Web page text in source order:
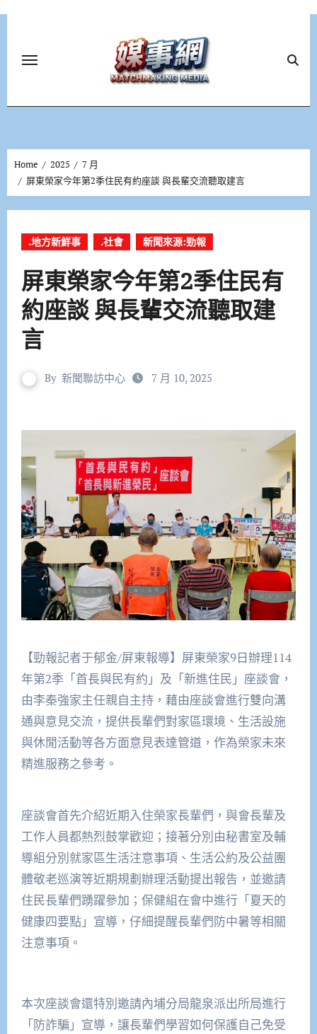
Home 2025
7 月
屏東榮家今年第2季住民有約座談 與長輩交流聽取建言
.地方新鮮事 .社會 新聞來源:勁報
屏東榮家今年第2季住民有
約座談 與長輩交流聽取建
言
By 新聞聯訪中心 7 月 10, 2025
【勁報記者于郁金/屏東報導】屏東榮家9日辦理114
年第2季「首長與民有約」及「新進住民」座談會，
由李秦強家主任親自主持，藉由座談會進行雙向溝
通與意見交流，提供長輩們對家區環境、生活設施
與休閒活動等各方面意見表達管道，作為榮家未來
精進服務之參考。
座談會首先介紹近期入住榮家長輩們，與會長輩及
工作人員都熱烈鼓掌歡迎；接著分別由秘書室及輔
導組分別就家區生活注意事項、生活公約及公益團
體敬老巡演等近期規劃辦理活動提出報告，並邀請
住民長輩們踴躍參加；保健組在會中進行「夏天的
健康四要點」宣導，仔細提醒長輩們防中暑等相關
注意事項。
本次座談會還特別邀請內埔分局龍泉派出所局進行
「防詐騙」宣導，讓長輩們學習如何保護自己免受